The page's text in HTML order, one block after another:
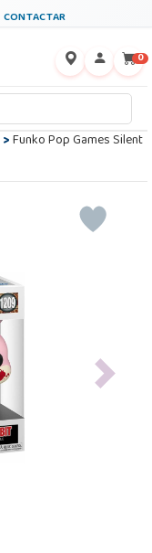
CONTACTAR
0
>Funko Pop Games Silent
Next